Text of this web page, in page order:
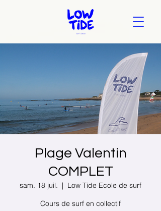
Plage Valentin
COMPLET
sam. 18 juil.
  |
Low Tide Ecole de surf
Cours de surf en collectif